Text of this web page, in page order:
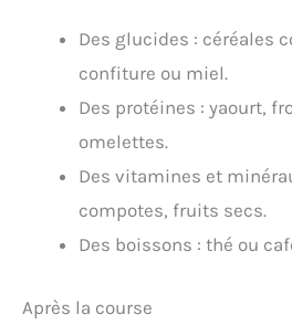
Des glucides : céréales
confiture ou miel.
Des protéines : yaourt,
omelettes.
Des vitamines et
compotes, fruits secs.
Des boissons : thé ou
Après la course